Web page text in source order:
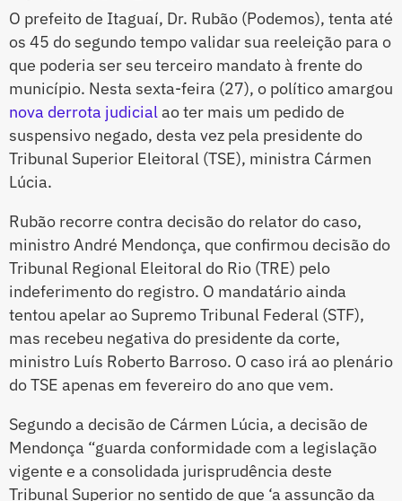
O prefeito de Itaguaí, Dr. Rubão (Podemos), tenta até
os 45 do segundo tempo validar sua reeleição para o
que poderia ser seu terceiro mandato à frente do
município. Nesta sexta-feira (27), o político amargou
nova derrota judicialao ter mais um pedido de
suspensivo negado, desta vez pela presidente do
Tribunal Superior Eleitoral (TSE), ministra Cármen
Lúcia.
Rubão recorre contra decisão do relator do caso,
ministro André Mendonça, que confirmou decisão do
Tribunal Regional Eleitoral do Rio (TRE) pelo
indeferimento do registro. O mandatário ainda
tentou apelar ao Supremo Tribunal Federal (STF),
mas recebeu negativa do presidente da corte,
ministro Luís Roberto Barroso. O caso irá ao plenário
do TSE apenas em fevereiro do ano que vem.
Segundo a decisão de Cármen Lúcia, a decisão de
Mendonça “guarda conformidade com a legislação
vigente e a consolidada jurisprudência deste
Tribunal Superior no sentido de que ‘a assunção da